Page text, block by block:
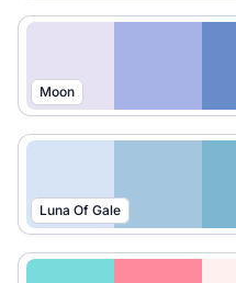
Moon
Luna Of Gale